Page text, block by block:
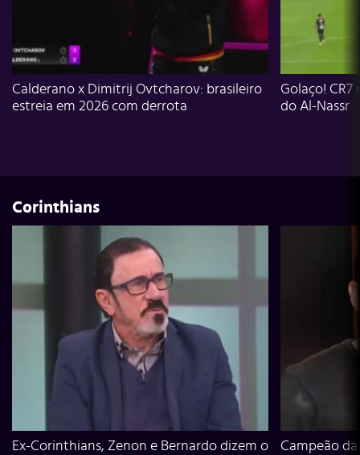
Calderano x Dimitrij Ovtcharov: brasileiro
estreia em 2026 com derrota
Golaço!
do Al-Nassr
Corinthians
Ex-Corinthians, Zenon e Bernardo dizem o
Campeão